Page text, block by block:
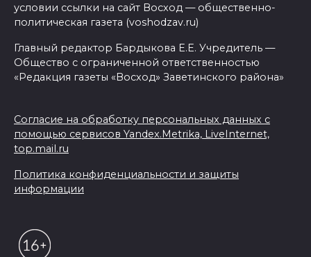
условии ссылки на сайт Восход — общественно-
политическая газета (voshodzav.ru)
Главный редактор Бардыкова Е.Е. Учредитель —
Общество с ограниченной ответственностью
«Редакция газеты «Восход» Заветинского района»
Согласие на обработку персональных данных с
помощью сервисов Yandex.Metrika, LiveInternet,
top.mail.ru
Политика конфиденциальности и защиты
информации